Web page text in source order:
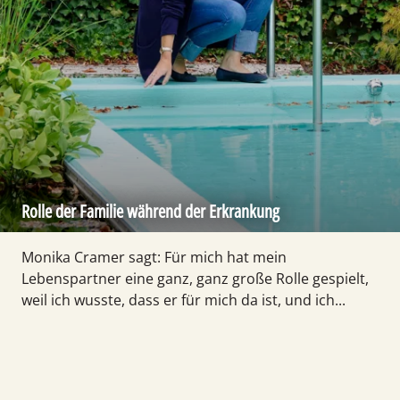
Rolle der Familie während der Erkrankung
Monika Cramer sagt: Für mich hat mein
Lebenspartner eine ganz, ganz große Rolle gespielt,
weil ich wusste, dass er für mich da ist, und ich...